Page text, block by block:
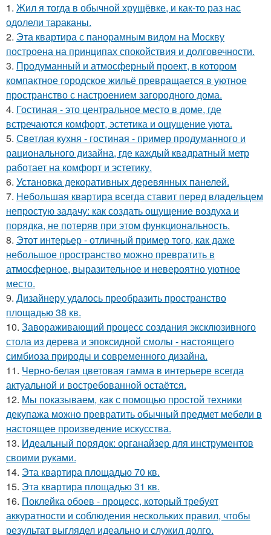
1. Жил я тогда в обычной хрущёвке, и как-то раз нас
одолели тараканы.
2. Эта квартира с панорамным видом на Москву
построена на принципах спокойствия и долговечности.
3. Продуманный и атмосферный проект, в котором
компактное городское жильё превращается в уютное
пространство с настроением загородного дома.
4. Гостиная - это центральное место в доме, где
встречаются комфорт, эстетика и ощущение уюта.
5. Светлая кухня - гостиная - пример продуманного и
рационального дизайна, где каждый квадратный метр
работает на комфорт и эстетику.
6. Установка декоративных деревянных панелей.
7. Небольшая квартира всегда ставит перед владельцем
непростую задачу: как создать ощущение воздуха и
порядка, не потеряв при этом функциональность.
8. Этот интерьер - отличный пример того, как даже
небольшое пространство можно превратить в
атмосферное, выразительное и невероятно уютное
место.
9. Дизайнеру удалось преобразить пространство
площадью 38 кв.
10. Завораживающий процесс создания эксклюзивного
стола из дерева и эпоксидной смолы - настоящего
симбиоза природы и современного дизайна.
11. Черно-белая цветовая гамма в интерьере всегда
актуальной и востребованной остаётся.
12. Мы показываем, как с помощью простой техники
декупажа можно превратить обычный предмет мебели в
настоящее произведение искусства.
13. Идеальный порядок: органайзер для инструментов
своими руками.
14. Эта квартира площадью 70 кв.
15. Эта квартира площадью 31 кв.
16. Поклейка обоев - процесс, который требует
аккуратности и соблюдения нескольких правил, чтобы
результат выглядел идеально и служил долго.